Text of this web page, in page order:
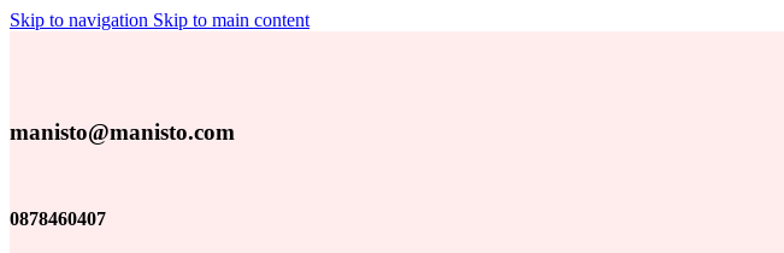
Skip to navigation Skip to main content
manisto@manisto.com
0878460407